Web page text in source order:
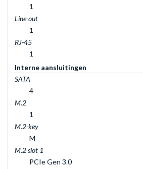
1
Line-out
1
RJ-45
1
Interne aansluitingen
SATA
4
M.2
1
M.2-key
M
M.2 slot 1
PCIe Gen 3.0